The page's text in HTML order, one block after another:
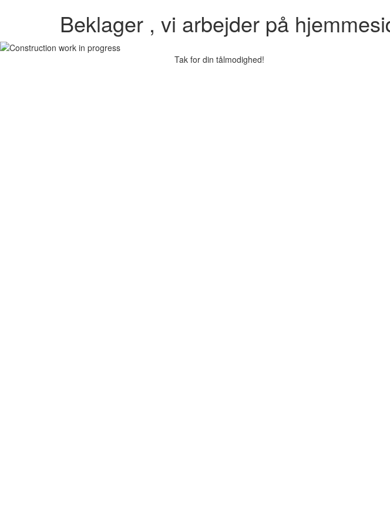
Beklager , vi arbejder på
Tak for din tålmodighed!